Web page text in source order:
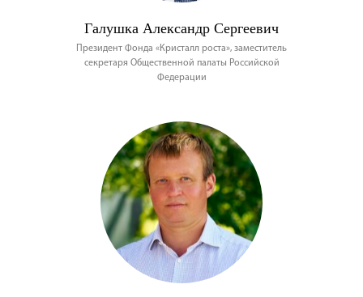
Галушка Александр Сергеевич
Президент Фонда «Кристалл роста», заместитель
секретаря Общественной палаты Российской
Федерации